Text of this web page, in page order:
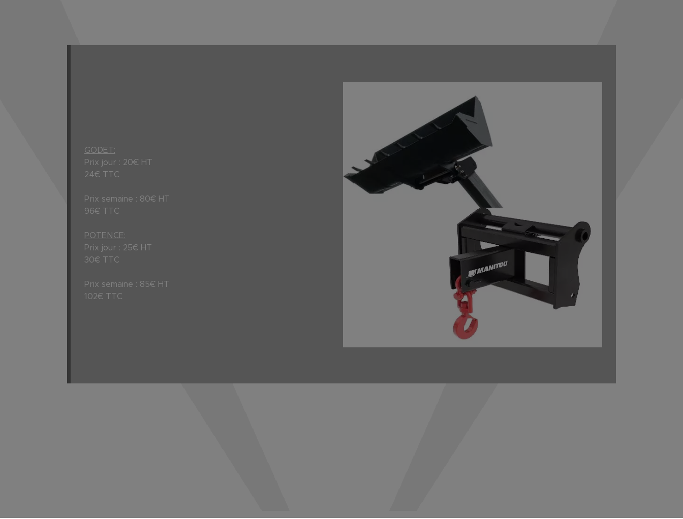
GODET:
Prix jour : 20€ HT
24€ TTC
Prix semaine : 80€ HT
96€ TTC
POTENCE:
Prix jour : 25€ HT
30€ TTC
Prix semaine : 85€ HT
102€ TTC